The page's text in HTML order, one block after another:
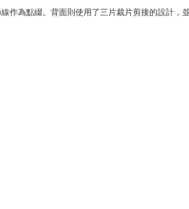
為點綴。背面則使用了三片裁片剪接的設計